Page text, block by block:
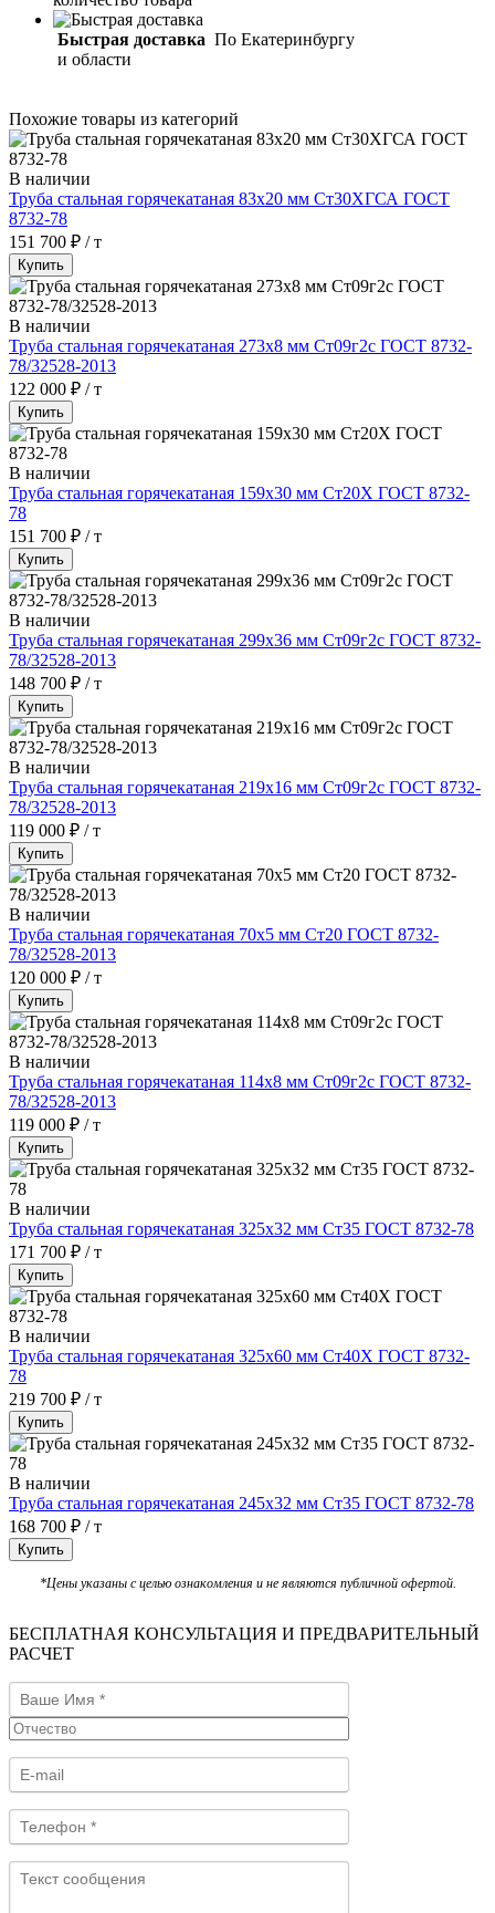
Быстрая доставка По Екатеринбургу
и области
Похожие товары из категорий
В наличии
Труба стальная горячекатаная 83х20 мм Ст30ХГСА ГОСТ
8732-78
151 700 ₽ / т
Купить
В наличии
Труба стальная горячекатаная 273х8 мм Ст09г2с ГОСТ 8732-
78/32528-2013
122 000 ₽ / т
Купить
В наличии
Труба стальная горячекатаная 159х30 мм Ст20Х ГОСТ 8732-
78
151 700 ₽ / т
Купить
В наличии
Труба стальная горячекатаная 299х36 мм Ст09г2с ГОСТ 8732-
78/32528-2013
148 700 ₽ / т
Купить
В наличии
Труба стальная горячекатаная 219х16 мм Ст09г2с ГОСТ 8732-
78/32528-2013
119 000 ₽ / т
Купить
В наличии
Труба стальная горячекатаная 70х5 мм Ст20 ГОСТ 8732-
78/32528-2013
120 000 ₽ / т
Купить
В наличии
Труба стальная горячекатаная 114х8 мм Ст09г2с ГОСТ 8732-
78/32528-2013
119 000 ₽ / т
Купить
В наличии
Труба стальная горячекатаная 325х32 мм Ст35 ГОСТ 8732-78
171 700 ₽ / т
Купить
В наличии
Труба стальная горячекатаная 325х60 мм Ст40Х ГОСТ 8732-
78
219 700 ₽ / т
Купить
В наличии
Труба стальная горячекатаная 245х32 мм Ст35 ГОСТ 8732-78
168 700 ₽ / т
Купить
*Цены указаны с целью ознакомления и не являются публичной офертой.
БЕСПЛАТНАЯ КОНСУЛЬТАЦИЯ И ПРЕДВАРИТЕЛЬНЫЙ
РАСЧЕТ